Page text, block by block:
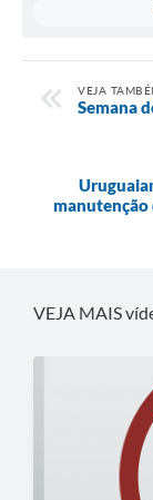
Obras
Notícias
Contas Públicas
Termos de Uso &
VEJA
Semana
manutenção
VEJA MAIS